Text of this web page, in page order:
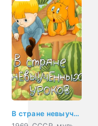
В стране невыученных уроков